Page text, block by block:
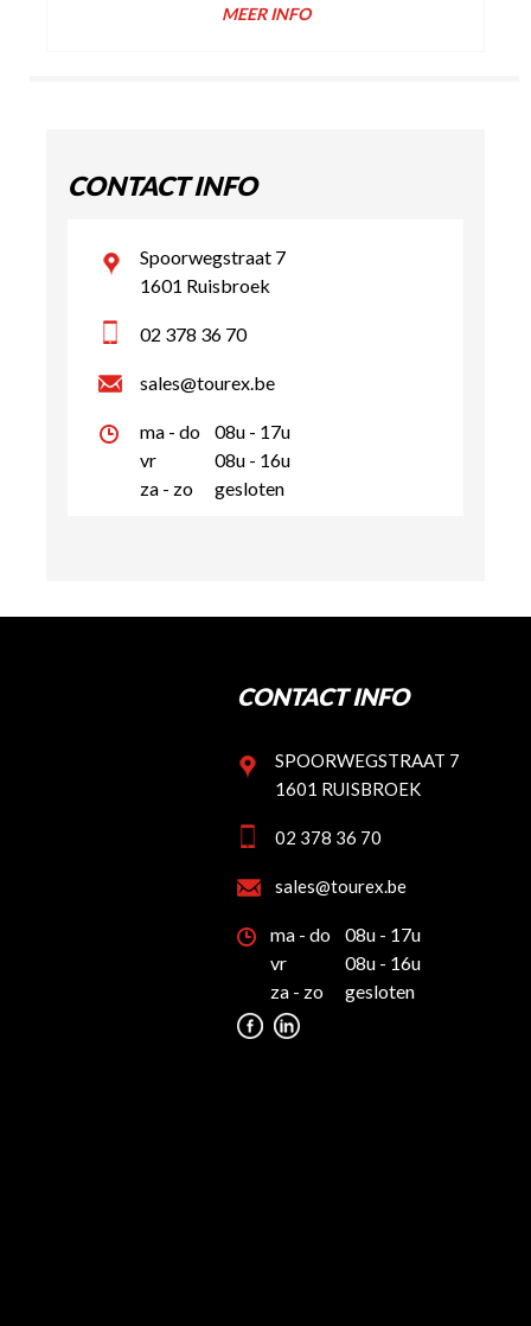
MEER INFO
CONTACT INFO
Spoorwegstraat 7
1601 Ruisbroek
02 378 36 70
sales@tourex.be
ma - do
08u - 17u
vr
08u - 16u
za - zo
gesloten
CONTACT INFO
SPOORWEGSTRAAT 7
1601 RUISBROEK
02 378 36 70
sales@tourex.be
ma - do
08u - 17u
vr
08u - 16u
za - zo
gesloten